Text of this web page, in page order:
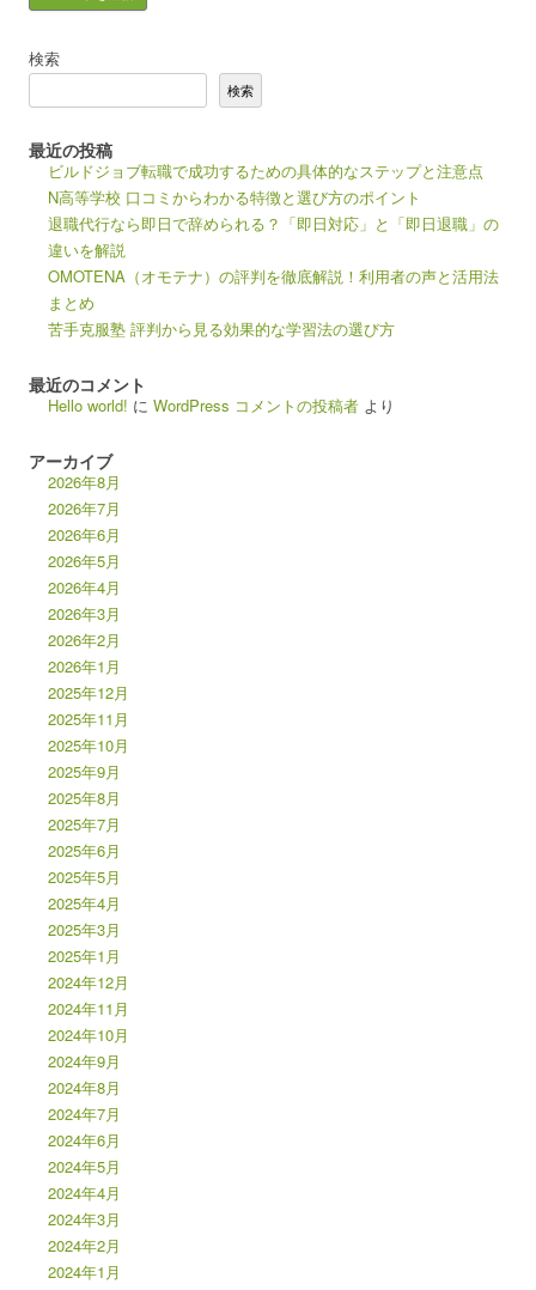
検索
検索
最近の投稿
ビルドジョブ転職で成功するための具体的なステップと注意点
N高等学校 口コミからわかる特徴と選び方のポイント
退職代行なら即日で辞められる？「即日対応」と「即日退職」の
違いを解説
OMOTENA（オモテナ）の評判を徹底解説！利用者の声と活用法
まとめ
苦手克服塾 評判から見る効果的な学習法の選び方
最近のコメント
Hello world! に WordPress コメントの投稿者 より
アーカイブ
2026年8月
2026年7月
2026年6月
2026年5月
2026年4月
2026年3月
2026年2月
2026年1月
2025年12月
2025年11月
2025年10月
2025年9月
2025年8月
2025年7月
2025年6月
2025年5月
2025年4月
2025年3月
2025年1月
2024年12月
2024年11月
2024年10月
2024年9月
2024年8月
2024年7月
2024年6月
2024年5月
2024年4月
2024年3月
2024年2月
2024年1月